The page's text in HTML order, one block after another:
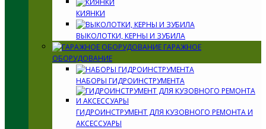
КИЯНКИ
ВЫКОЛОТКИ, КЕРНЫ И ЗУБИЛА
ГАРАЖНОЕ
ОБОРУДОВАНИЕ
НАБОРЫ ГИДРОИНСТРУМЕНТА
ГИДРОИНСТРУМЕНТ ДЛЯ КУЗОВНОГО РЕМОНТА И
АКСЕССУАРЫ